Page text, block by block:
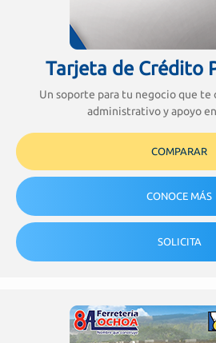
Tarjeta de Crédito
Un soporte para tu negocio que
administrativo y apoyo
COMPARAR
CONOCE MÁS
SOLICITA